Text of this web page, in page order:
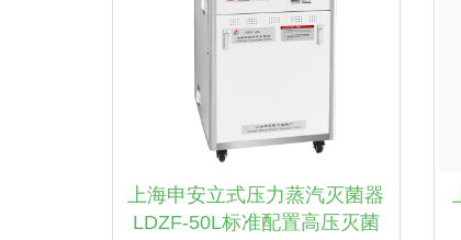
上海申安立式压力蒸汽灭菌器
LDZF-50L标准配置高压灭菌